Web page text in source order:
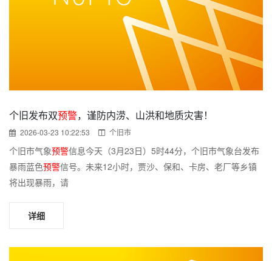
个旧发布双预警，谨防内涝、山洪和地质灾害！
2026-03-23 10:22:53 个旧市
个旧市气象预警信息今天（3月23日）5时44分，个旧市气象台发布
暴雨蓝色预警信号。未来12小时，贾沙、保和、卡房、老厂等乡镇
将出现暴雨，请
详细